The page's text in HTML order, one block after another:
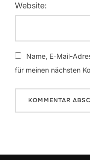
Website:
Name, E-Mail-
für meinen nächsten